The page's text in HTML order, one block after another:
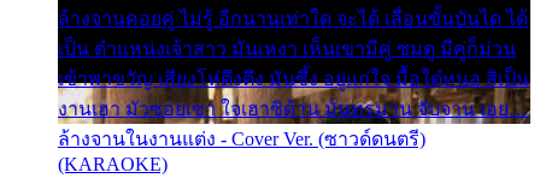
ล้างจานคอยคู่ ไม่รู้ อีกนานเท่าใด จะได้ เลื่อนขั้นบันได ได้
เป็น ตำแหน่งเจ้าสาว มันเหงา เห็นเขามีคู่ ซมดู มีคู่ก็ม่วน
เข้าพาขวัญ เสียงโห่ตึงตึง มันซึ้ง อยู่แก่ใจ มื้อใด๋หนอ สิเป็น
งานเฮา มัวซอยเขา ใจเฮาซิด้าน มันทรมาน จับจาน เอย…
ล้างจานในงานแต่ง - Cover Ver. (ซาวด์ดนตรี)
(KARAOKE)